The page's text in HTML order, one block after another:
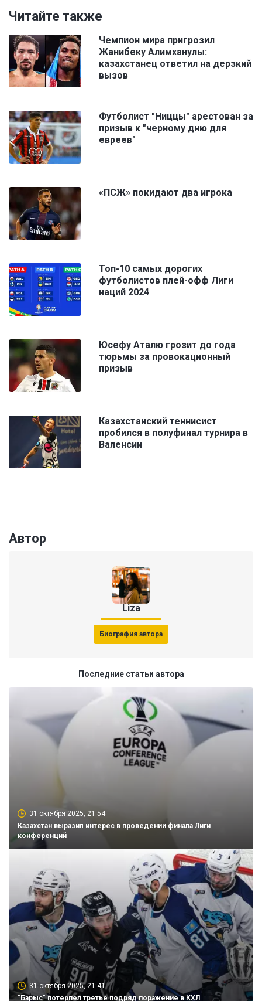
Читайте также
Чемпион мира пригрозил
Жанибеку Алимханулы:
казахстанец ответил на дерзкий
вызов
Футболист "Ниццы" арестован за
призыв к "черному дню для
евреев"
«ПСЖ» покидают два игрока
Топ-10 самых дорогих
футболистов плей-офф Лиги
наций 2024
Юсефу Аталю грозит до года
тюрьмы за провокационный
призыв
Казахстанский теннисист
пробился в полуфинал турнира в
Валенсии
Автор
Liza
Биография автора
Последние статьи автора
31 октября 2025, 21:54
Казахстан выразил интерес в проведении финала Лиги
конференций
31 октября 2025, 21:41
"Барыс" потерпел третье подряд поражение в КХЛ